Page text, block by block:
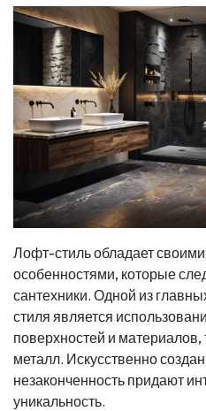
Лофт-стиль обладает
особенностями, которые
сантехники. Одной из
стиля является
поверхностей и материалов,
металл. Искусственно
незаконченность придают
уникальность.